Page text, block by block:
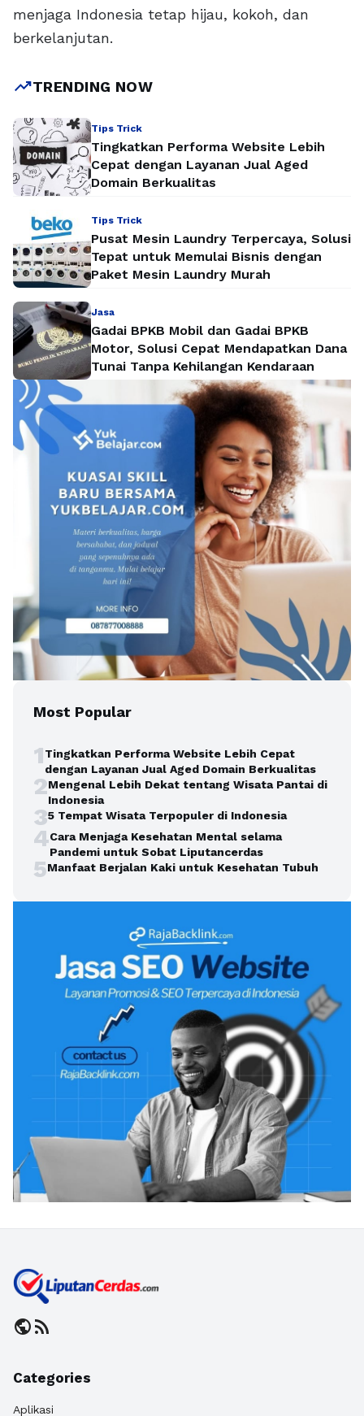
menjaga Indonesia tetap hijau, kokoh, dan
berkelanjutan.
trending_upTRENDING NOW
Tips Trick
Tingkatkan Performa Website Lebih
Cepat dengan Layanan Jual Aged
Domain Berkualitas
Tips Trick
Pusat Mesin Laundry Terpercaya, Solusi
Tepat untuk Memulai Bisnis dengan
Paket Mesin Laundry Murah
Jasa
Gadai BPKB Mobil dan Gadai BPKB
Motor, Solusi Cepat Mendapatkan Dana
Tunai Tanpa Kehilangan Kendaraan
Most Popular
1Tingkatkan Performa Website Lebih Cepat
dengan Layanan Jual Aged Domain Berkualitas
2Mengenal Lebih Dekat tentang Wisata Pantai di
Indonesia
35 Tempat Wisata Terpopuler di Indonesia
4Cara Menjaga Kesehatan Mental selama
Pandemi untuk Sobat Liputancerdas
5Manfaat Berjalan Kaki untuk Kesehatan Tubuh
publicrss_feed
Categories
Aplikasi